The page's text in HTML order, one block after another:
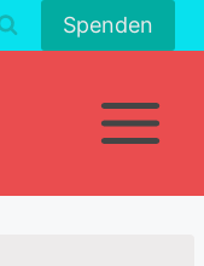
Spenden